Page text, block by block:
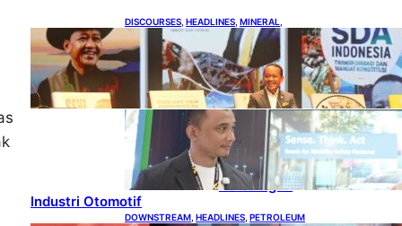
DISCOURSES HEADLINES MINERAL
Bahlil Luncurkan 10 Buku
Rekam Jejak Kepemimpinan
dan Kebijakan
HEADLINES
TECHNOLOGY
Teknologi
Keselamatan,
Penentu Baru
Persaingan
Industri Otomotif
DOWNSTREAM HEADLINES PETROLEUM